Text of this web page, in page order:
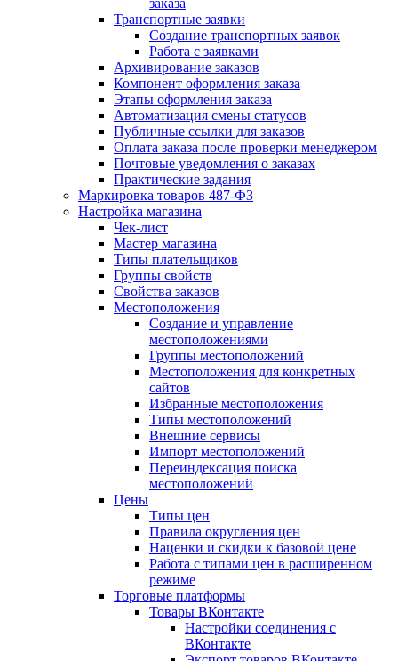
заказа
Транспортные заявки
Создание транспортных заявок
Работа с заявками
Архивирование заказов
Компонент оформления заказа
Этапы оформления заказа
Автоматизация смены статусов
Публичные ссылки для заказов
Оплата заказа после проверки менеджером
Почтовые уведомления о заказах
Практические задания
Маркировка товаров 487-ФЗ
Настройка магазина
Чек-лист
Мастер магазина
Типы плательщиков
Группы свойств
Свойства заказов
Местоположения
Создание и управление
местоположениями
Группы местоположений
Местоположения для конкретных
сайтов
Избранные местоположения
Типы местоположений
Внешние сервисы
Импорт местоположений
Переиндексация поиска
местоположений
Цены
Типы цен
Правила округления цен
Наценки и скидки к базовой цене
Работа с типами цен в расширенном
режиме
Торговые платформы
Товары ВКонтакте
Настройки соединения с
ВКонтакте